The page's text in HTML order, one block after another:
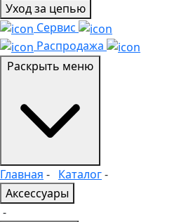
Уход за цепью
Сервис
Распродажа
Главная - Каталог-
Аксессуары
-